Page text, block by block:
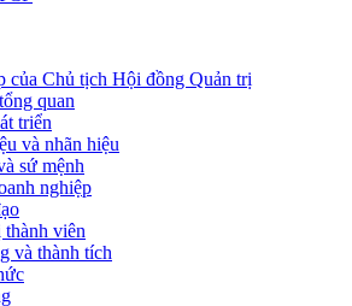
của Chủ tịch Hội đồng Quản trị
quan
triển
và nhãn hiệu
sứ mệnh
nghiệp
viên
và thành tích